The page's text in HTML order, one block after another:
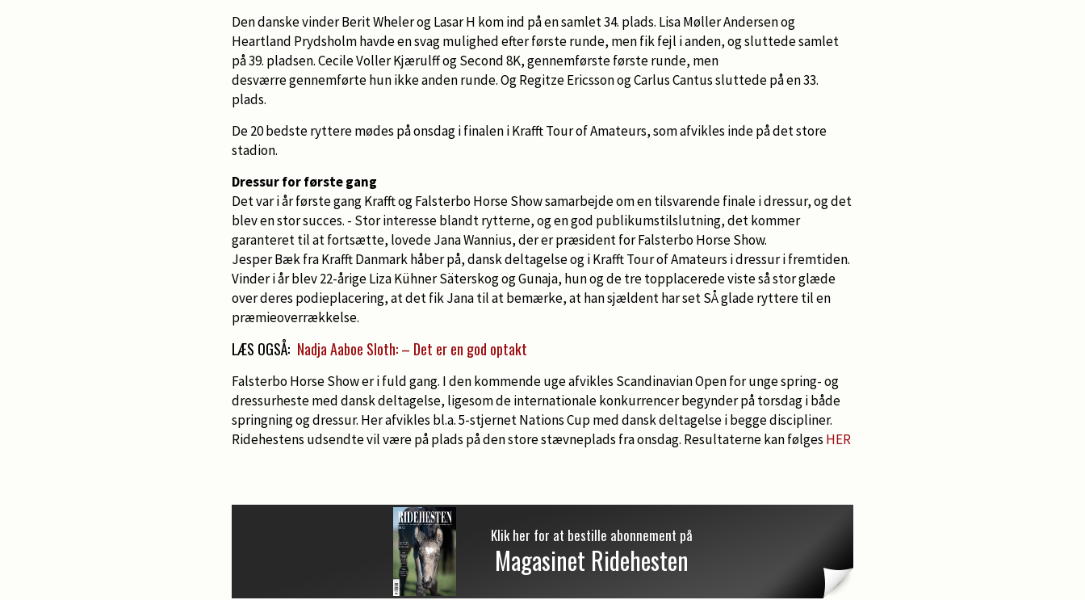
Den danske vinder Berit Wheler og Lasar H kom ind på en samlet 34. plads. Lisa Møller Andersen og
Heartland Prydsholm havde en svag mulighed efter første runde, men fik fejl i anden, og sluttede samlet
på 39. pladsen. Cecile Voller Kjærulff og Second 8K, gennemførste første runde, men
desværre gennemførte hun ikke anden runde. Og Regitze Ericsson og Carlus Cantus sluttede på en 33.
plads.
De 20 bedste ryttere mødes på onsdag i finalen i Krafft Tour of Amateurs, som afvikles inde på det store
stadion.
Dressur for første gang
Det var i år første gang Krafft og Falsterbo Horse Show samarbejde om en tilsvarende finale i dressur, og det
blev en stor succes. - Stor interesse blandt rytterne, og en god publikumstilslutning, det kommer
garanteret til at fortsætte, lovede Jana Wannius, der er præsident for Falsterbo Horse Show.
Jesper Bæk fra Krafft Danmark håber på, dansk deltagelse og i Krafft Tour of Amateurs i dressur i fremtiden.
Vinder i år blev 22-årige Liza Kühner Säterskog og Gunaja, hun og de tre topplacerede viste så stor glæde
over deres podieplacering, at det fik Jana til at bemærke, at han sjældent har set SÅ glade ryttere til en
præmieoverrækkelse.
LÆS OGSÅ: Nadja Aaboe Sloth: – Det er en god optakt
Falsterbo Horse Show er i fuld gang. I den kommende uge afvikles Scandinavian Open for unge spring- og
dressurheste med dansk deltagelse, ligesom de internationale konkurrencer begynder på torsdag i både
springning og dressur. Her afvikles bl.a. 5-stjernet Nations Cup med dansk deltagelse i begge discipliner.
Ridehestens udsendte vil være på plads på den store stævneplads fra onsdag. Resultaterne kan følges HER
Klik her for at bestille abonnement på
Magasinet Ridehesten